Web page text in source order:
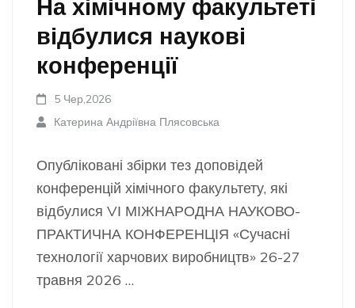
На хімічному факультеті
відбулися наукові
конференції
5 Чер,2026
Катерина Андріївна Плясовська
Опубліковані збірки тез доповідей
конференцій хімічного факультету, які
відбулися VІ МІЖНАРОДНА НАУКОВО-
ПРАКТИЧНА КОНФЕРЕНЦІЯ «Сучасні
технології харчових виробництв» 26-27
травня 2026 …